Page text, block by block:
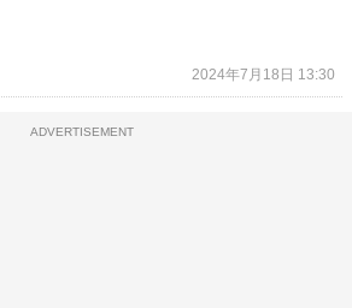
2024年7月18日 13:30
ADVERTISEMENT